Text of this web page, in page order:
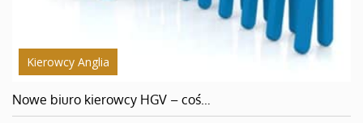
Kierowcy Anglia
Nowe biuro kierowcy HGV – coś…